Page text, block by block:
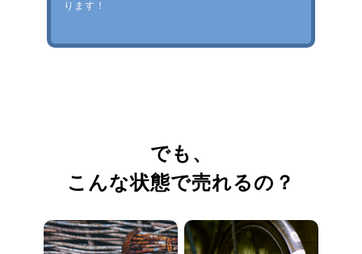
ります！
でも、
こんな状態で売れるの？